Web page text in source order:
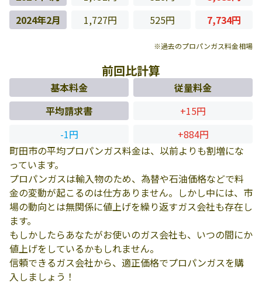
2024年2月
1,727円 525円 7,734円
※過去のプロパンガス料金相場
前回比計算
基本料金
従量料金
平均請求書
+15円
-1円
+884円
町田市の平均プロパンガス料金は、以前よりも割増にな
っています。
プロパンガスは輸入物のため、為替や石油価格などで料
金の変動が起こるのは仕方ありません。しかし中には、市
場の動向とは無関係に値上げを繰り返すガス会社も存在し
ます。
もしかしたらあなたがお使いのガス会社も、いつの間にか
値上げをしているかもしれません。
信頼できるガス会社から、適正価格でプロパンガスを購
入しましょう！